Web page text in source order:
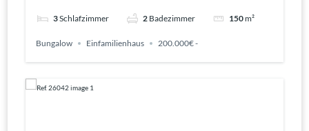
3Schlafzimmer 2 Badezimmer 150m²
Bungalow Einfamilienhaus 200.000€ -